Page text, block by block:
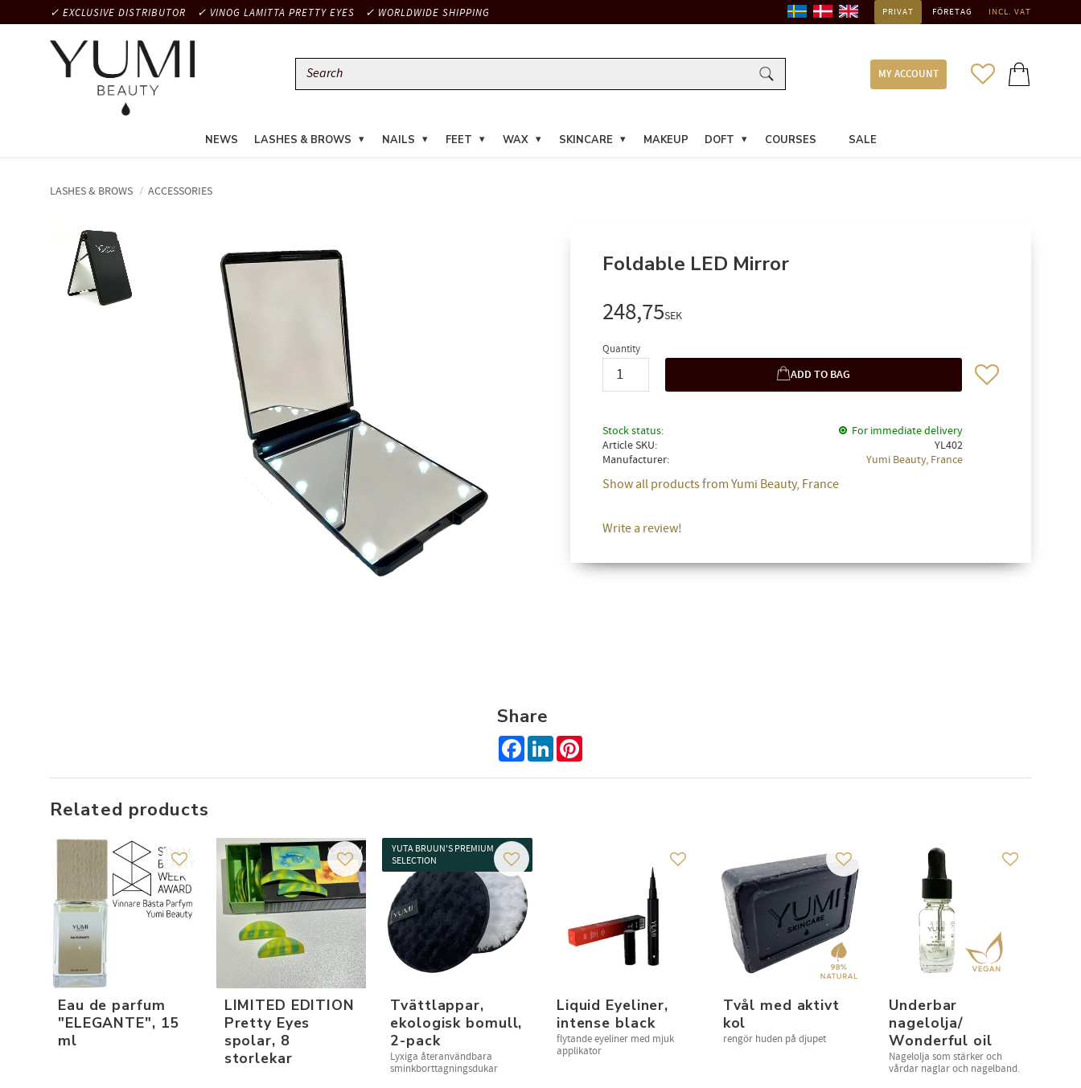
✓ EXCLUSIVE DISTRIBUTOR ✓ VINOG LAMITTA PRETTY EYES ✓ WORLDWIDE SHIPPING PRIVAT FÖRETAG INCL. VAT
MY ACCOUNT FAVORITES
BASKET
NEWS LASHES & BROWS NAILS FEET WAX SKINCARE MAKEUP DOFT COURSES SALE
LASHES & BROWS ACCESSORIES
Foldable LED Mirror
248,75SEK
Quantity
Add to favorites
Stock status
For immediate delivery
Article SKU
YL402
Manufacturer
Yumi Beauty, France
Show all products from Yumi Beauty, France
Write a review!
Share
Facebook
LinkedIn
Related products
Eau de parfum
"ELEGANTE", 15
ml
Add to favorites
LIMITED EDITION
Pretty Eyes
spolar, 8
storlekar
Add to favorites
Tvättlappar,
ekologisk bomull,
2-pack
Lyxiga återanvändbara
sminkborttagningsdukar
YUTA BRUUN'S PREMIUM
SELECTION
Add to favorites
Liquid Eyeliner,
intense black
flytande eyeliner med mjuk
applikator
Add to favorites
Tvål med aktivt
kol
rengör huden på djupet
Add to favorites
Underbar
nagelolja/
Wonderful oil
Nagelolja som stärker och
vårdar naglar och nagelband.
Add to
Anmäl dig till nyhetsbrev och få 10% rabatt på din nästa beställning. Passa på